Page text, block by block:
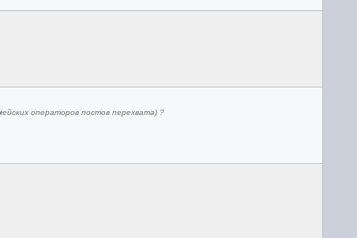
операторов постов перехвата) ?